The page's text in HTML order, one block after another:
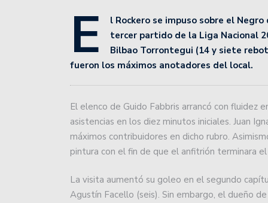
en el play in.
Unión fue superado
Colón se prepara para
Unión inicia una gira
El rugby argentino
E
l Rockero se impuso sobre el
tercer partido de la Liga Nacional
Bilbao Torrontegui (14 y siete
fueron los máximos anotadores del local.
El elenco de Guido Fabbris arrancó con
asistencias en los diez minutos iniciales. Juan
máximos contribuidores en dicho rubro.
pintura con el fin de que el anfitrión terminara
La visita aumentó su goleo en el segundo
Agustín Facello (seis). Sin embargo, el dueño